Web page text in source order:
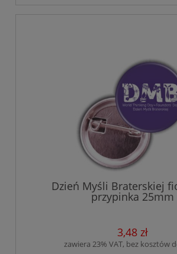
Dzień Myśli Braterskiej
przypinka 25mm
3,48 zł
zawiera 23% VAT, bez kosztów